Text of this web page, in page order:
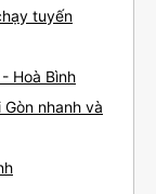
tuyến
Hoà Bình
nhanh và